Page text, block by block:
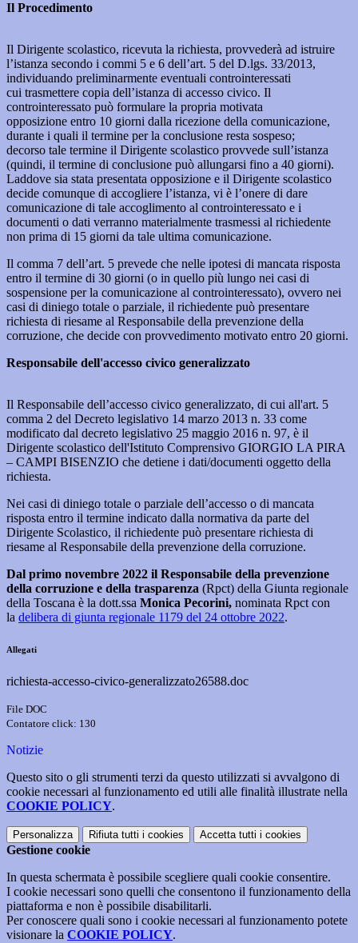
Il Procedimento
Il Dirigente scolastico, ricevuta la richiesta, provvederà ad istruire
l’istanza secondo i commi 5 e 6 dell’art. 5 del D.lgs. 33/2013,
individuando preliminarmente eventuali controinteressati
cui trasmettere copia dell’istanza di accesso civico. Il
controinteressato può formulare la propria motivata
opposizione entro 10 giorni dalla ricezione della comunicazione,
durante i quali il termine per la conclusione resta sospeso;
decorso tale termine il Dirigente scolastico provvede sull’istanza
(quindi, il termine di conclusione può allungarsi fino a 40 giorni).
Laddove sia stata presentata opposizione e il Dirigente scolastico
decide comunque di accogliere l’istanza, vi è l’onere di dare
comunicazione di tale accoglimento al controinteressato e i
documenti o dati verranno materialmente trasmessi al richiedente
non prima di 15 giorni da tale ultima comunicazione.
Il comma 7 dell’art. 5 prevede che nelle ipotesi di mancata risposta
entro il termine di 30 giorni (o in quello più lungo nei casi di
sospensione per la comunicazione al controinteressato), ovvero nei
casi di diniego totale o parziale, il richiedente può presentare
richiesta di riesame al Responsabile della prevenzione della
corruzione, che decide con provvedimento motivato entro 20 giorni.
Responsabile dell'accesso civico generalizzato
Il Responsabile dell’accesso civico generalizzato, di cui all'art. 5
comma 2 del Decreto legislativo 14 marzo 2013 n. 33 come
modificato dal decreto legislativo 25 maggio 2016 n. 97, è il
Dirigente scolastico dell'Istituto Comprensivo GIORGIO LA PIRA
– CAMPI BISENZIO che detiene i dati/documenti oggetto della
richiesta.
Nei casi di diniego totale o parziale dell’accesso o di mancata
risposta entro il termine indicato dalla normativa da parte del
Dirigente Scolastico, il richiedente può presentare richiesta di
riesame al Responsabile della prevenzione della corruzione.
Dal primo novembre 2022 il Responsabile della prevenzione
della corruzione e della trasparenza (Rpct) della Giunta regionale
della Toscana è la dott.ssa Monica Pecorini, nominata Rpct con
la delibera di giunta regionale 1179 del 24 ottobre 2022.
Allegati
richiesta-accesso-civico-generalizzato26588.doc
File DOC
Contatore click: 130
Notizie
Questo sito o gli strumenti terzi da questo utilizzati si avvalgono di
cookie necessari al funzionamento ed utili alle finalità illustrate nella
COOKIE POLICY.
Personalizza Rifiuta tutti i cookies Accetta tutti i cookies
Gestione cookie
In questa schermata è possibile scegliere quali cookie consentire.
I cookie necessari sono quelli che consentono il funzionamento della
piattaforma e non è possibile disabilitarli.
Per conoscere quali sono i cookie necessari al funzionamento potete
visionare la COOKIE POLICY.